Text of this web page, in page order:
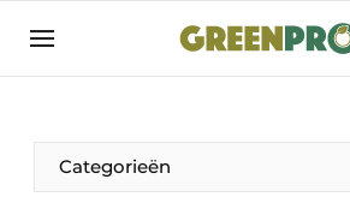
Aanmelden
Bedrijven
Bedrijven
Categorieën